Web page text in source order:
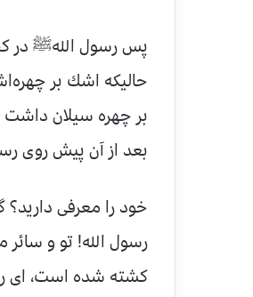
پس رسول اللهﷺ در
حالیكه اشك بر
بر چهره سیلان
بعد از آن پیش روی
خود را معرفی
رسول الله! تو و
كشته شده است، ای